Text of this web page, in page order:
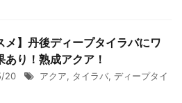
メ】丹後ディープタイラバにワ
あり！熟成アクア！
20 アクア, タイラバ, ディープタイ